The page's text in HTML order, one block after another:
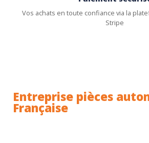
Vos achats en toute confiance via la
Stripe
Entreprise pièces
Française